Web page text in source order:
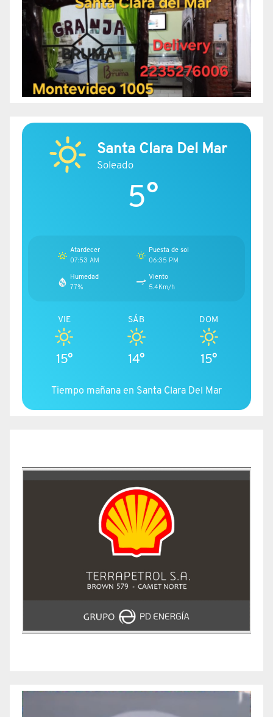
Santa Clara Del Mar
Soleado
5°
Atardecer
07:53 AM
Puesta de sol
06:35 PM
Humedad
77%
Viento
5.4Km/h
VIE
15°
SÁB
14°
DOM
15°
Tiempo mañana en Santa Clara Del Mar